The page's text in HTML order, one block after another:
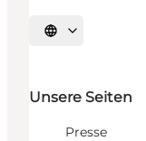
Sprache auswählen
Unsere Seiten
Presse